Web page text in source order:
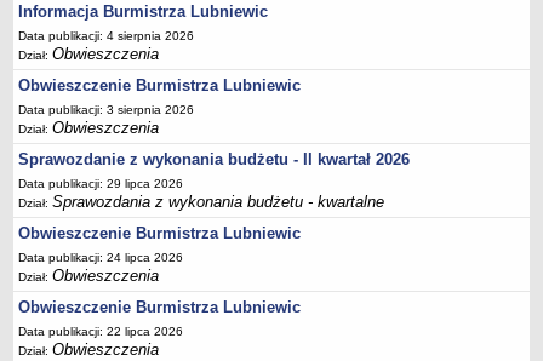
Informacje bieżące
Uchwały związane z gospodarką odpadami
Azbest
Tekstylia
Rolnictwo
Leśnictwo
Łowiectwo
Powszechny spis rolny 2020
ORGANIZACJE POZARZĄDOWE
Ogłoszenia o konkursach i wyniki
Informacja Burmistrza Lubniewic
Data publikacji: 4 sierpnia 2026
Dział:Obwieszczenia
Obwieszczenie Burmistrza Lubniewic
Data publikacji: 3 sierpnia 2026
Dział:Obwieszczenia
Sprawozdanie z wykonania budżetu - II kwartał 2026
Data publikacji: 29 lipca 2026
Dział:Sprawozdania z wykonania budżetu - kwartalne
Obwieszczenie Burmistrza Lubniewic
Data publikacji: 24 lipca 2026
Dział:Obwieszczenia
Obwieszczenie Burmistrza Lubniewic
Data publikacji: 22 lipca 2026
Dział:Obwieszczenia